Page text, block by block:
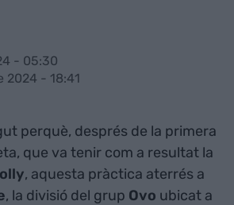
- 05:30
2024 - 18:41
perquè, després de la primera
que va tenir com a resultat la
, aquesta pràctica aterrés a
, la divisió del grup Ovo ubicat a